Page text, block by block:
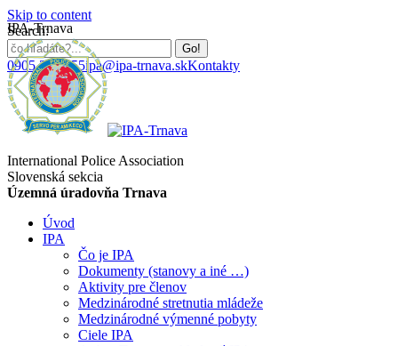
Skip to content
Search:
0905 384 655ipa@ipa-trnava.skKontakty
IPA-Trnava
International Police Association
Slovenská sekcia
Územná úradovňa Trnava
Úvod
IPA
Čo je IPA
Dokumenty (stanovy a iné …)
Aktivity pre členov
Medzinárodné stretnutia mládeže
Medzinárodné výmenné pobyty
Ciele IPA